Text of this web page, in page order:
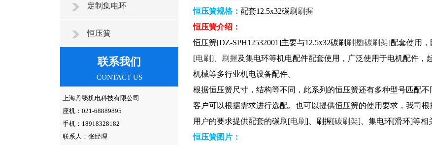
定制集电环
恒压簧
联系我们
CONTACT US
上海丹臻机电科技有限公司
座机：021-68889895
手机：18918328182
联系人：张经理
恒压簧规格： 配套12.5x32碳刷 刷握
恒压簧介绍：
恒压簧[DZ-SPH12532001]主要与12.5x32碳刷 刷握[碳刷架]配套使用，
[电刷]、 刷握及集电环等机电配件配套使用，广泛使用于电机配件
机械等多行业机电设备配件。
根据恒压簧尺寸，结构等不同，此系列的恒压簧还有多种型号匹配
客户可以根据需求进行选配。也可以提供恒压簧的使用要求，我司
用户的要求提供配套的碳刷[电刷]、刷握[碳刷架]、集电环[滑环]等相
恒压簧图片：